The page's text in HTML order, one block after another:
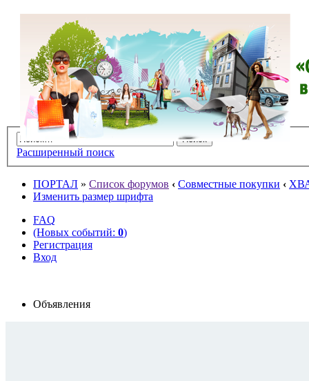
Расширенный поиск
ПОРТАЛ » Список форумов ‹ Совместные покупки ‹
Изменить размер шрифта
FAQ
(Новых событий: 0)
Регистрация
Вход
Объявления